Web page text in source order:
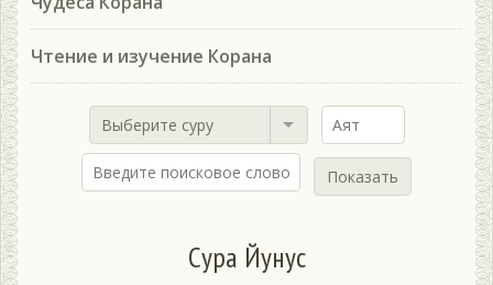
Чтение и изучение Корана
Выберите суру
Показать
Сура Йунус